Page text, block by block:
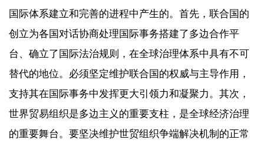
国际体系建立和完善的进程中产生的。首先，联合国的
创立为各国对话协商处理国际事务搭建了多边合作平
台、确立了国际法治规则，在全球治理体系中具有不可
替代的地位。必须坚定维护联合国的权威与主导作用，
支持其在国际事务中发挥更大引领力和凝聚力。其次，
世界贸易组织是多边主义的重要支柱，是全球经济治理
的重要舞台。要坚决维护世贸组织争端解决机制的正常